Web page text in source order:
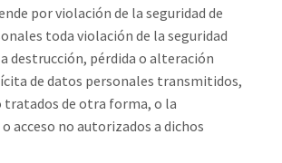
por violación de la seguridad de
toda violación de la seguridad
destrucción, pérdida o alteración
de datos personales transmitidos,
tratados de otra forma, o la
acceso no autorizados a dichos